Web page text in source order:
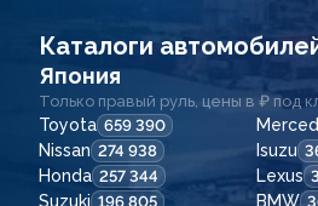
Каталоги
Япония
Только правый руль, цены в ₽ под
Toyota 659 390
Nissan 274 938 Isuzu
Honda 257 344 Lexus
Suzuki 196 805 BMW